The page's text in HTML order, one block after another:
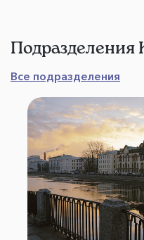
Подразделения
Все подразделения